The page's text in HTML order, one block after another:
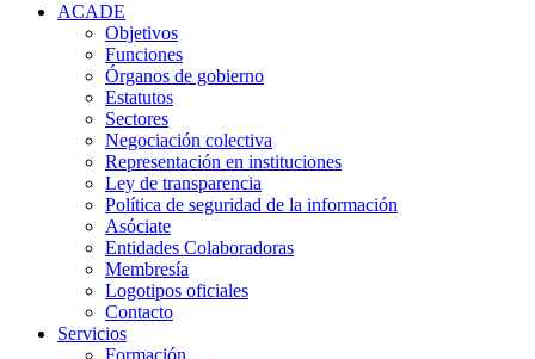
ACADE
Objetivos
Funciones
Órganos de gobierno
Estatutos
Sectores
Negociación colectiva
Representación en instituciones
Ley de transparencia
Política de seguridad de la información
Asóciate
Entidades Colaboradoras
Membresía
Logotipos oficiales
Contacto
Servicios